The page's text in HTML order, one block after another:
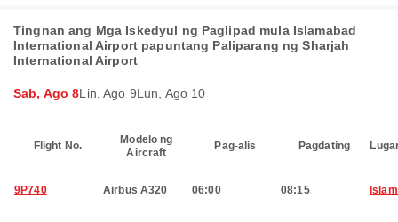
Tingnan ang Mga Iskedyul ng Paglipad mula Islamabad
International Airport papuntang Paliparang ng Sharjah
International Airport
Sab, Ago 8Lin, Ago 9Lun, Ago 10
Flight No.
Modelo ng
Aircraft
Pag-alis Pagdating
9P740 Airbus A320 06:00 08:15